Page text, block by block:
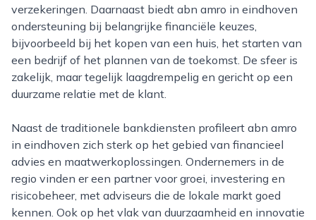
verzekeringen. Daarnaast biedt abn amro in eindhoven
ondersteuning bij belangrijke financiële keuzes,
bijvoorbeeld bij het kopen van een huis, het starten van
een bedrijf of het plannen van de toekomst. De sfeer is
zakelijk, maar tegelijk laagdrempelig en gericht op een
duurzame relatie met de klant.
Naast de traditionele bankdiensten profileert abn amro
in eindhoven zich sterk op het gebied van financieel
advies en maatwerkoplossingen. Ondernemers in de
regio vinden er een partner voor groei, investering en
risicobeheer, met adviseurs die de lokale markt goed
kennen. Ook op het vlak van duurzaamheid en innovatie